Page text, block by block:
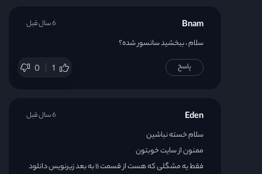
Bnam
سلام ، ببخشید سانسور شده؟
0 1
6 سال قبل
پاسخ
Eden
سلام خسته نباشین
ممنون از سایت خوبتون
فقط یه مشگلی که هست از قسمت ۱۱ به بعد زیرنویس دانلود
6 سال قبل